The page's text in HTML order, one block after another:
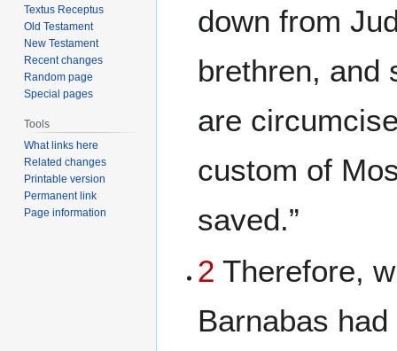
down from
brethren, and
are
custom of
saved.”
2 Therefore,
Barnabas
Textus Receptus
Old Testament
New Testament
Recent changes
Random page
Special pages
Tools
What links here
Related changes
Printable version
Permanent link
Page information